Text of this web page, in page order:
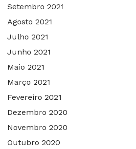
Setembro 2021
Agosto 2021
Julho 2021
Junho 2021
Maio 2021
Março 2021
Fevereiro 2021
Dezembro 2020
Novembro 2020
Outubro 2020